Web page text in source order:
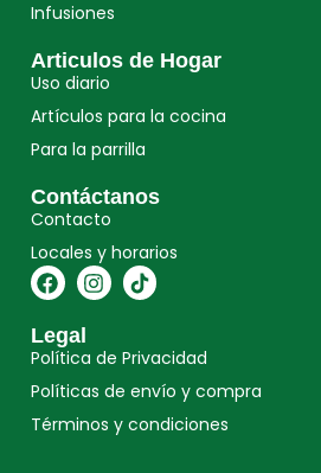
Infusiones
Articulos de Hogar
Uso diario
Artículos para la cocina
Para la parrilla
Contáctanos
Contacto
Locales y horarios
Legal
Política de Privacidad
Políticas de envío y compra
Términos y condiciones